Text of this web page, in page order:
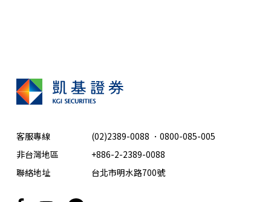
客服專線 (02)2389-0088 ． 0800-085-005
非台灣地區
+886-2-2389-0088
聯絡地址
台北市明水路700號